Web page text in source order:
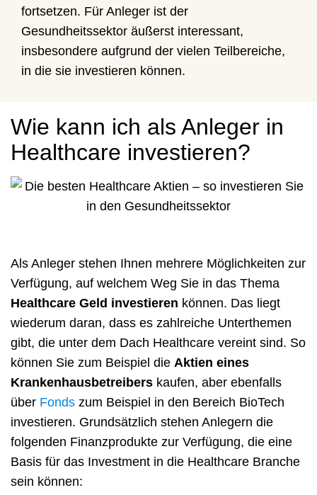
fortsetzen. Für Anleger ist der
Gesundheitssektor äußerst interessant,
insbesondere aufgrund der vielen Teilbereiche,
in die sie investieren können.
Wie kann ich als Anleger in
Healthcare investieren?
Als Anleger stehen Ihnen mehrere Möglichkeiten zur
Verfügung, auf welchem Weg Sie in das Thema
Healthcare Geld investieren können. Das liegt
wiederum daran, dass es zahlreiche Unterthemen
gibt, die unter dem Dach Healthcare vereint sind. So
können Sie zum Beispiel die Aktien eines
Krankenhausbetreibers kaufen, aber ebenfalls
über Fonds zum Beispiel in den Bereich BioTech
investieren. Grundsätzlich stehen Anlegern die
folgenden Finanzprodukte zur Verfügung, die eine
Basis für das Investment in die Healthcare Branche
sein können: